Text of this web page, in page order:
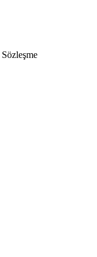
Sözleşme